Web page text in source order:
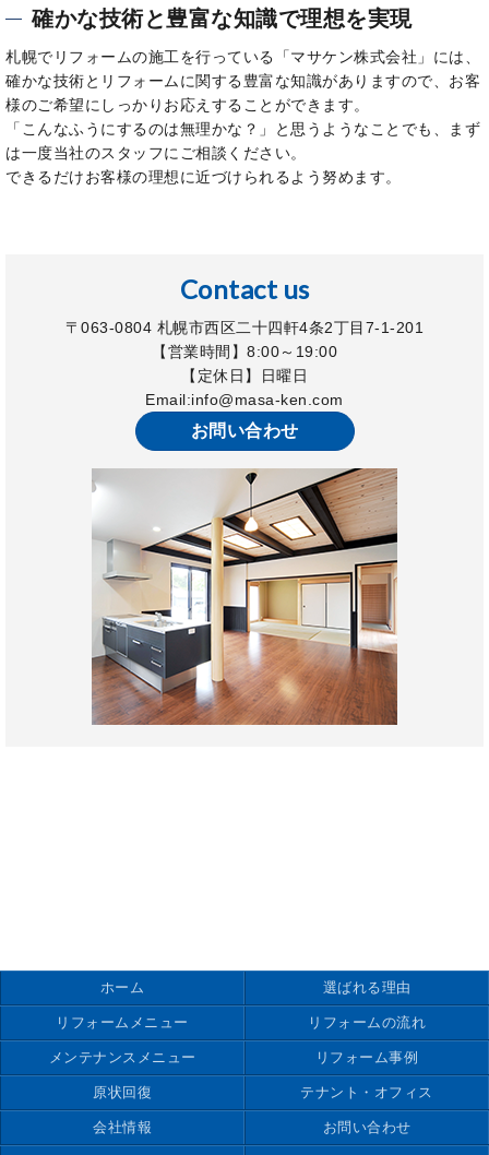
確かな技術と豊富な知識で理想を実現
札幌でリフォームの施工を行っている「マサケン株式会社」には、
確かな技術とリフォームに関する豊富な知識がありますので、お客
様のご希望にしっかりお応えすることができます。
「こんなふうにするのは無理かな？」と思うようなことでも、まず
は一度当社のスタッフにご相談ください。
できるだけお客様の理想に近づけられるよう努めます。
Contact us
〒063-0804 札幌市西区二十四軒4条2丁目7-1-201
【営業時間】8:00～19:00
【定休日】日曜日
Email:info@masa-ken.com
お問い合わせ
ホーム 選ばれる理由
リフォームメニュー リフォームの流れ
メンテナンスメニュー リフォーム事例
原状回復 テナント・オフィス
会社情報 お問い合わせ